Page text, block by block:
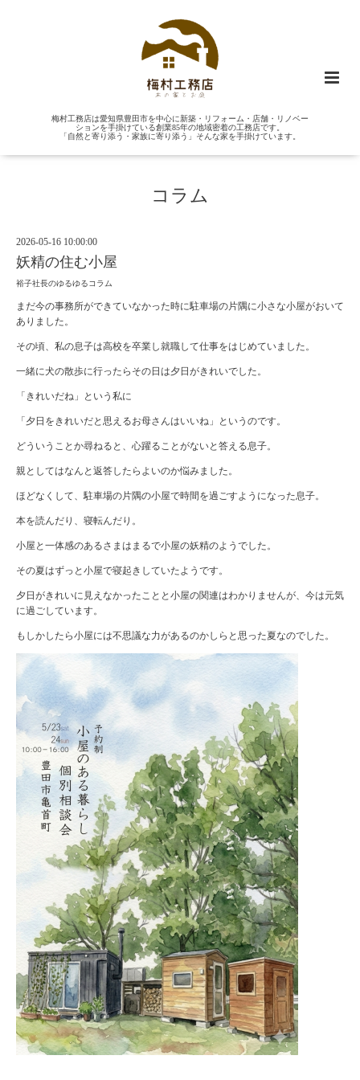
梅村工務店は愛知県豊田市を中心に新築・リフォーム・店舗・リノベー
ションを手掛けている創業85年の地域密着の工務店です。
「自然と寄り添う・家族に寄り添う」そんな家を手掛けています。
コラム
2026-05-16 10:00:00
妖精の住む小屋
裕子社長のゆるゆるコラム
まだ今の事務所ができていなかった時に駐車場の片隅に小さな小屋がおいて
ありました。
その頃、私の息子は高校を卒業し就職して仕事をはじめていました。
一緒に犬の散歩に行ったらその日は夕日がきれいでした。
「きれいだね」という私に
「夕日をきれいだと思えるお母さんはいいね」というのです。
どういうことか尋ねると、心躍ることがないと答える息子。
親としてはなんと返答したらよいのか悩みました。
ほどなくして、駐車場の片隅の小屋で時間を過ごすようになった息子。
本を読んだり、寝転んだり。
小屋と一体感のあるさまはまるで小屋の妖精のようでした。
その夏はずっと小屋で寝起きしていたようです。
夕日がきれいに見えなかったことと小屋の関連はわかりませんが、今は元気
に過ごしています。
もしかしたら小屋には不思議な力があるのかしらと思った夏なのでした。